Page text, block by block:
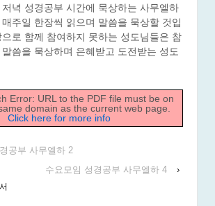
녁 성경공부 시간에 묵상하는 사무엘하
주일 한장씩 읽으며 말씀을 묵상할 것입
로 함께 참여하지 못하는 성도님들은 참
씀을 묵상하며 은혜받고 도전받는 성도
Error: URL to the PDF file must be on
domain as the current web page.
Click here for more info
공부 사무엘하 2
수요모임 성경공부 사무엘하 4
›